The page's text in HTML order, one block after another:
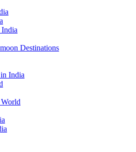
India
Destinations
India